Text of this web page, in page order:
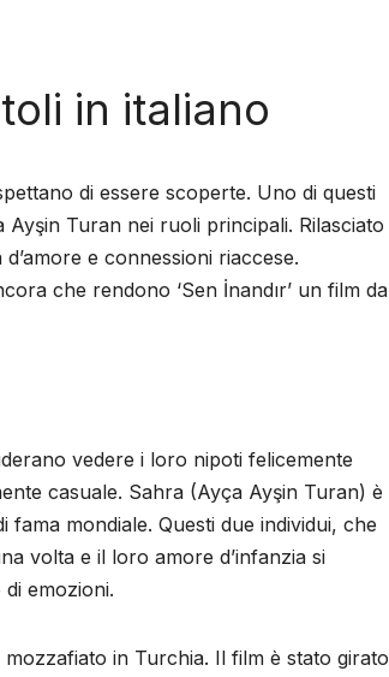
in italiano
di essere scoperte. Uno di questi
Ayşin Turan nei ruoli principali. Rilasciato
e connessioni riaccese.
che rendono ‘Sen İnandır’ un film da
vedere i loro nipoti felicemente
casuale. Sahra (Ayça Ayşin Turan) è
mondiale. Questi due individui, che
volta e il loro amore d’infanzia si
emozioni.
mozzafiato in Turchia. Il film è stato girato